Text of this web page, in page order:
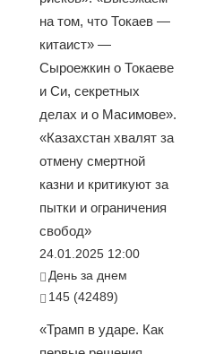
на том, что Токаев —
китаист» —
Сыроежкин о Токаеве
и Си, секретных
делах и о Масимове».
«Казахстан хвалят за
отмену смертной
казни и критикуют за
пытки и ограничения
свобод»
24.01.2025 12:00
День за днем
145 (42489)
«Трамп в ударе. Как